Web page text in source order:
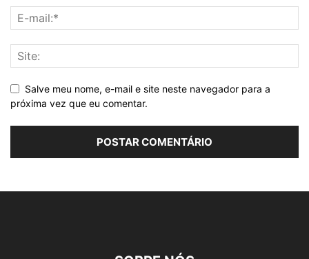
Salve meu nome, e-mail e site neste navegador para a
próxima vez que eu comentar.